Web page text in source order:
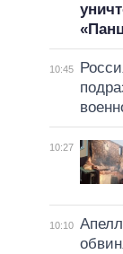
10:45
10:27
10:10